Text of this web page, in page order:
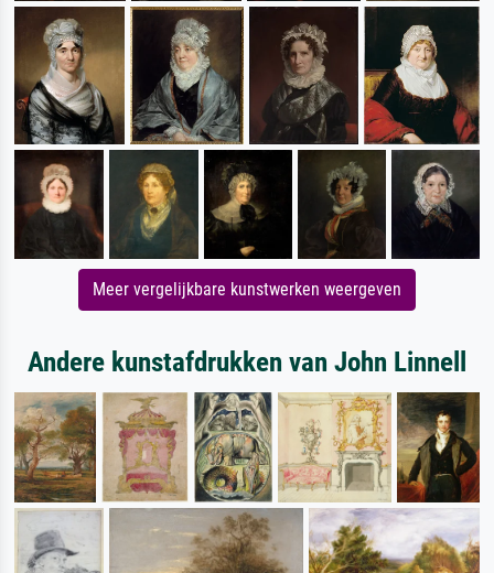
Meer vergelijkbare kunstwerken weergeven
Andere kunstafdrukken van John Linnell